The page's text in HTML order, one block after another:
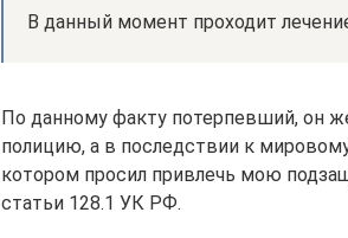
В данный момент проходит
По данному факту потерпевший, он
полицию, а в последствии к
котором просил привлечь мою
статьи 128.1 УК РФ.